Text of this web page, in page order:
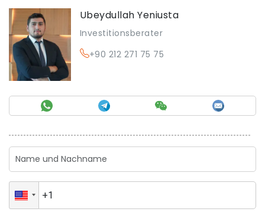
Ubeydullah Yeniusta
Investitionsberater
+90 212 271 75 75